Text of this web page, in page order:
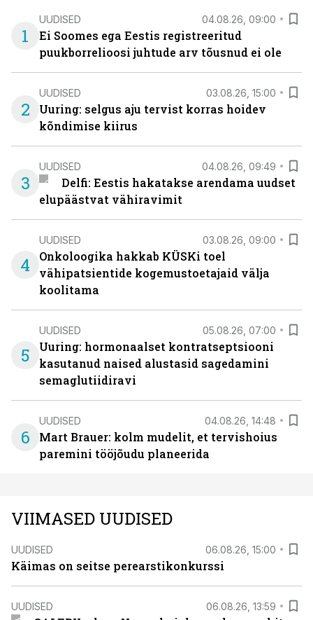
1
UUDISED 04.08.26, 09:00
Ei Soomes ega Eestis registreeritud
puukborrelioosi juhtude arv tõusnud ei ole
2
UUDISED 03.08.26, 15:00
Uuring: selgus aju tervist korras hoidev
kõndimise kiirus
3
UUDISED 04.08.26, 09:49
Delfi: Eestis hakatakse arendama uudset
elupäästvat vähiravimit
4
UUDISED 03.08.26, 09:00
Onkoloogika hakkab KÜSKi toel
vähipatsientide kogemustoetajaid välja
koolitama
5
UUDISED 05.08.26, 07:00
Uuring: hormonaalset kontratseptsiooni
kasutanud naised alustasid sagedamini
semaglutiidiravi
6
UUDISED 04.08.26, 14:48
Mart Brauer: kolm mudelit, et tervishoius
paremini tööjõudu planeerida
VIIMASED UUDISED
UUDISED 06.08.26, 15:00
Käimas on seitse perearstikonkurssi
UUDISED 06.08.26, 13:59